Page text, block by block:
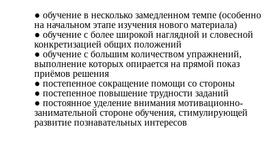
обучение в несколько замедленном темпе (особенно
на начальном этапе изучения нового материала)
обучение с более широкой наглядной и словесной
конкретизацией общих положений
обучение с большим количеством упражнений,
выполнение которых опирается на прямой показ
приёмов решения
постепенное сокращение помощи со стороны
постепенное повышение трудности заданий
постоянное уделение внимания мотивационно-
занимательной стороне обучения, стимулирующей
развитие познавательных интересов